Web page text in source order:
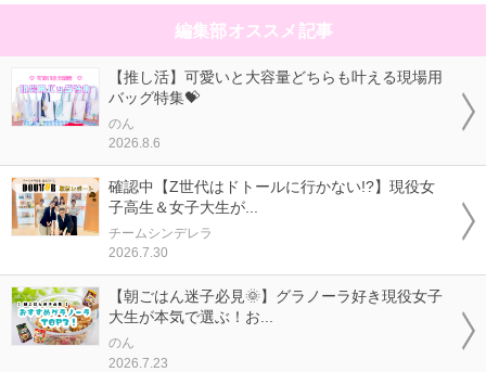
編集部オススメ記事
【推し活】可愛いと大容量どちらも叶える現場用
バッグ特集💝
のん
2026.8.6
確認中【Z世代はドトールに行かない!?】現役女
子高生＆女子大生が...
チームシンデレラ
2026.7.30
【朝ごはん迷子必見🌞】グラノーラ好き現役女子
大生が本気で選ぶ！お...
のん
2026.7.23